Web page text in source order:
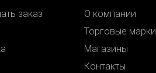
заказ
О компании
Торговые марки
Магазины
Контакты